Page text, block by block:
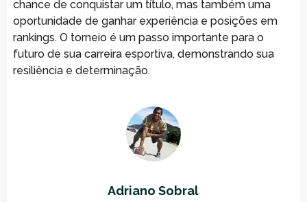
chance de conquistar um título, mas também uma
oportunidade de ganhar experiência e posições em
rankings. O torneio é um passo importante para o
futuro de sua carreira esportiva, demonstrando sua
resiliência e determinação.
Adriano Sobral